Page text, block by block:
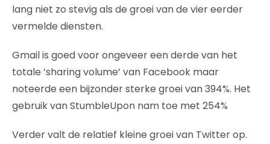
lang niet zo stevig als de groei van de vier eerder
vermelde diensten.
Gmail is goed voor ongeveer een derde van het
totale ‘sharing volume’ van Facebook maar
noteerde een bijzonder sterke groei van 394%. Het
gebruik van StumbleUpon nam toe met 254%
Verder valt de relatief kleine groei van Twitter op.